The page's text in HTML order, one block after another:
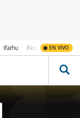
Ifarhu Fenómeno de El
EN VIVO